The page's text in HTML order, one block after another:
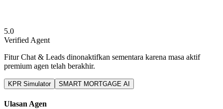
5.0
Verified Agent
Fitur Chat & Leads dinonaktifkan sementara karena masa aktif
premium agen telah berakhir.
KPR Simulator SMART MORTGAGE AI
Ulasan Agen